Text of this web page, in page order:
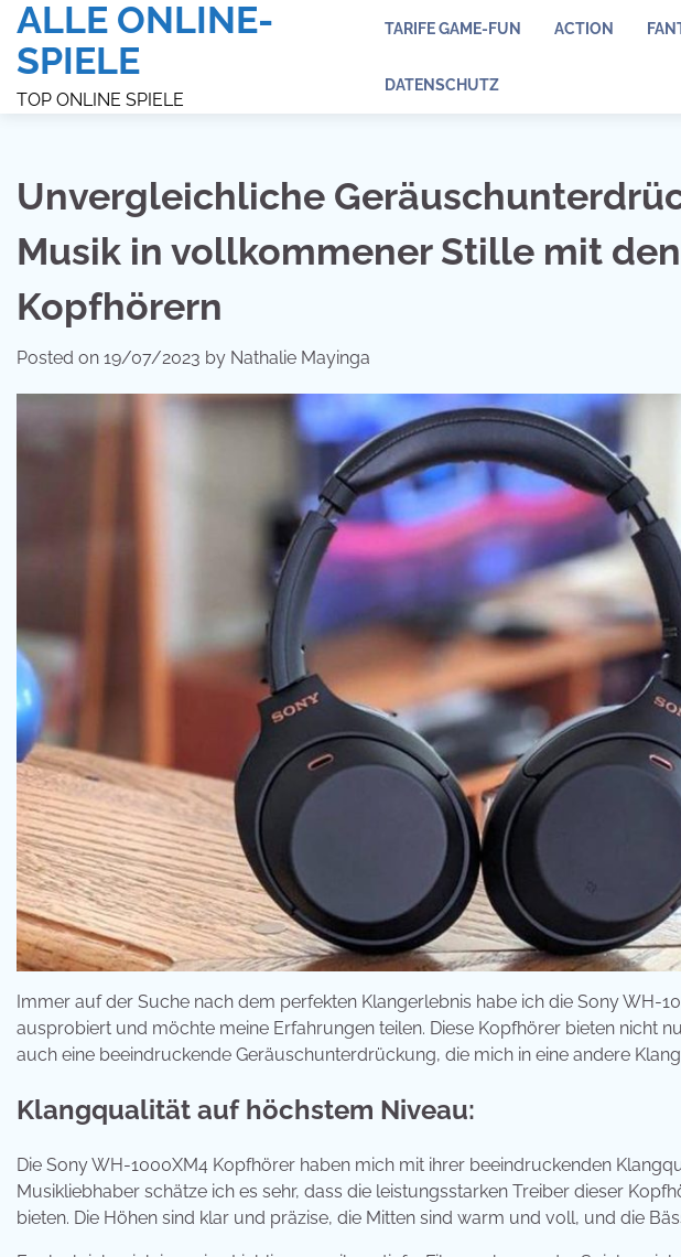
Skip
content
ALLE ONLINE-
SPIELE
TOP ONLINE SPIELE
TARIFE GAME-FUN ACTION
DATENSCHUTZ
Unvergleichliche
Musik in vollkommener Stille mit
Kopfhörern
Posted on 19/07/2023 by Nathalie Mayinga
Immer auf der Suche nach dem perfekten Klangerlebnis habe ich die Sony WH-
ausprobiert und möchte meine Erfahrungen teilen. Diese Kopfhörer bieten nicht
auch eine beeindruckende Geräuschunterdrückung, die mich in eine andere
Klangqualität auf höchstem Niveau:
Die Sony WH-1000XM4 Kopfhörer haben mich mit ihrer beeindruckenden
Musikliebhaber schätze ich es sehr, dass die leistungsstarken Treiber dieser
bieten. Die Höhen sind klar und präzise, die Mitten sind warm und voll, und die